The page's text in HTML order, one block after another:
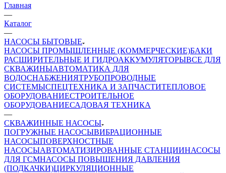
Главная
—
Каталог
—
НАСОСЫ БЫТОВЫЕ
НАСОСЫ ПРОМЫШЛЕННЫЕ (КОММЕРЧЕСКИЕ)БАКИ
РАСШИРИТЕЛЬНЫЕ И ГИДРОАККУМУЛЯТОРЫВСЕ ДЛЯ
СКВАЖИНЫАВТОМАТИКА ДЛЯ
ВОДОСНАБЖЕНИЯТРУБОПРОВОДНЫЕ
СИСТЕМЫСПЕЦТЕХНИКА И ЗАПЧАСТИТЕПЛОВОЕ
ОБОРУДОВАНИЕСТРОИТЕЛЬНОЕ
ОБОРУДОВАНИЕСАДОВАЯ ТЕХНИКА
—
СКВАЖИННЫЕ НАСОСЫ
ПОГРУЖНЫЕ НАСОСЫВИБРАЦИОННЫЕ
НАСОСЫПОВЕРХНОСТНЫЕ
НАСОСЫАВТОМАТИЗИРОВАННЫЕ СТАНЦИИНАСОСЫ
ДЛЯ ГСМНАСОСЫ ПОВЫШЕНИЯ ДАВЛЕНИЯ
(ПОДКАЧКИ)ЦИРКУЛЯЦИОННЫЕ